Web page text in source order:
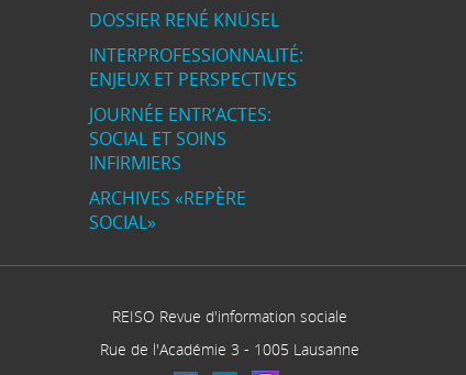
DOSSIER RENÉ KNÜSEL
INTERPROFESSIONNALITÉ:
ENJEUX ET PERSPECTIVES
JOURNÉE ENTR’ACTES:
SOCIAL ET SOINS
INFIRMIERS
ARCHIVES «REPÈRE
SOCIAL»
REISO Revue d'information sociale
Rue de l'Académie 3 - 1005 Lausanne